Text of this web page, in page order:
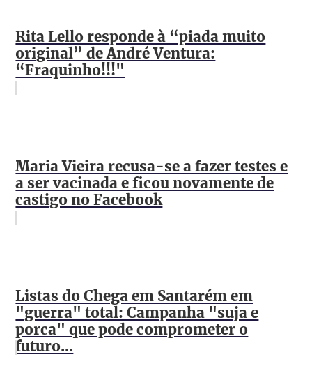
Rita Lello responde à “piada muito
original” de André Ventura:
“Fraquinho!!!"
Maria Vieira recusa-se a fazer testes e
a ser vacinada e ficou novamente de
castigo no Facebook
Listas do Chega em Santarém em
"guerra" total: Campanha "suja e
porca" que pode comprometer o
futuro...